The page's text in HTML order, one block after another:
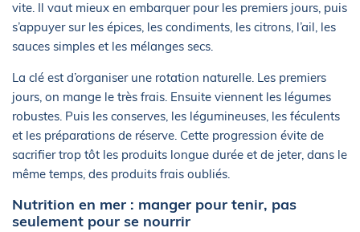
vite. Il vaut mieux en embarquer pour les premiers jours, puis
s’appuyer sur les épices, les condiments, les citrons, l’ail, les
sauces simples et les mélanges secs.
La clé est d’organiser une rotation naturelle. Les premiers
jours, on mange le très frais. Ensuite viennent les légumes
robustes. Puis les conserves, les légumineuses, les féculents
et les préparations de réserve. Cette progression évite de
sacrifier trop tôt les produits longue durée et de jeter, dans le
même temps, des produits frais oubliés.
Nutrition en mer : manger pour tenir, pas
seulement pour se nourrir